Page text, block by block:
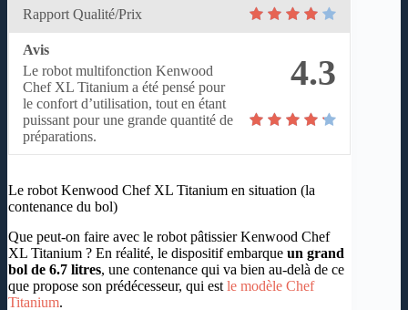
Rapport Qualité/Prix
4.3
Avis
Le robot multifonction Kenwood
Chef XL Titanium a été pensé pour
le confort d’utilisation, tout en étant
puissant pour une grande quantité de
préparations.
Le robot Kenwood Chef XL Titanium en situation (la
contenance du bol)
Que peut-on faire avec le robot pâtissier Kenwood Chef
XL Titanium ? En réalité, le dispositif embarque un grand
bol de 6.7 litres, une contenance qui va bien au-delà de ce
que propose son prédécesseur, qui est le modèle Chef
Titanium.